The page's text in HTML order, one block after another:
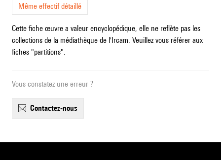
Même effectif détaillé
Cette fiche œuvre a valeur encyclopédique, elle ne reflète pas les
collections de la médiathèque de l'Ircam. Veuillez vous référer aux
fiches "partitions".
Vous constatez une erreur ?
contactez-nous